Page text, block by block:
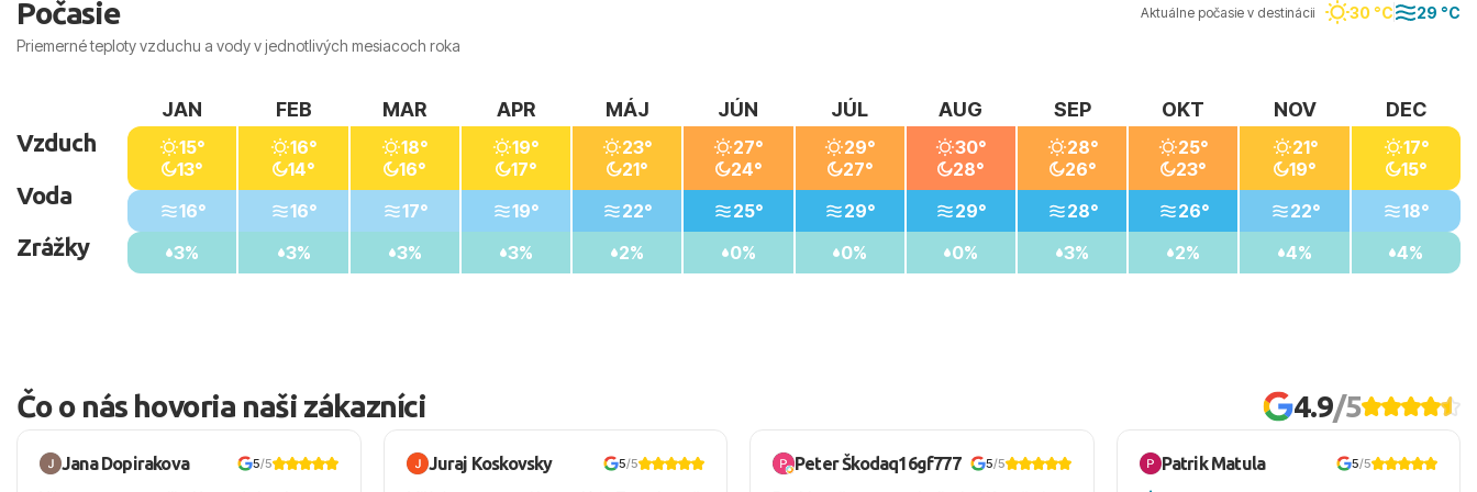
Počasie
Priemerné teploty vzduchu a vody v jednotlivých mesiacoch roka
Aktuálne počasie v destinácii 30 °C 29 °C
Vzduch
Voda
Zrážky
JAN
15°
13°
16°
3%
FEB
16°
14°
16°
3%
MAR
18°
16°
17°
3%
APR
19°
17°
19°
3%
MÁJ
23°
21°
22°
2%
JÚN
27°
24°
25°
0%
JÚL
29°
27°
29°
0%
AUG
30°
28°
29°
0%
SEP
28°
26°
28°
3%
OKT
25°
23°
26°
2%
NOV
21°
19°
22°
4%
DEC
17°
15°
18°
4%
Čo o nás hovoria naši zákazníci 4.9/5
Jana Dopirakova 5/5 Juraj Koskovsky 5/5 Peter Škodaq16gf777 5/5 Patrik Matula 5/5